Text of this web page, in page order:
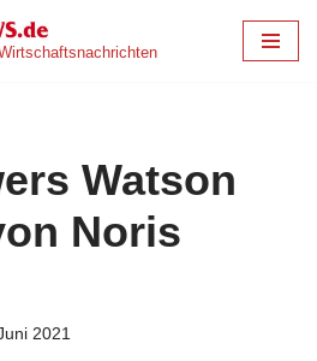
Watson
Noris
2021